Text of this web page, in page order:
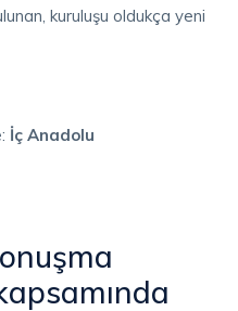
kuruluşu oldukça yeni
İç Anadolu